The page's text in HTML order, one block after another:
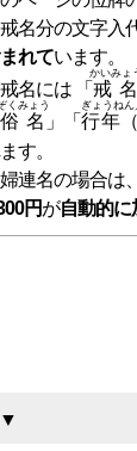
名分の文字入
れています。
名には 「 戒名
かいみょ
俗名
くみょう
」「 行年
ぎょうね
す。
連名の場合は、
円が自動的に
▼